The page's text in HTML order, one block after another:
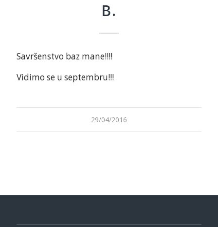
B.
Savršenstvo baz mane!!!!
Vidimo se u septembru!!!
29/04/2016